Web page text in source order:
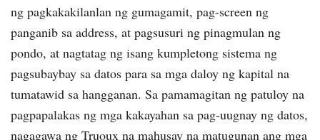
ng pagkakakilanlan ng gumagamit, pag-screen ng
panganib sa address, at pagsusuri ng pinagmulan ng
pondo, at nagtatag ng isang kumpletong sistema ng
pagsubaybay sa datos para sa mga daloy ng kapital na
tumatawid sa hangganan. Sa pamamagitan ng patuloy na
pagpapalakas ng mga kakayahan sa pag-uugnay ng datos,
nagagawa ng Truoux na mahusay na matugunan ang mga